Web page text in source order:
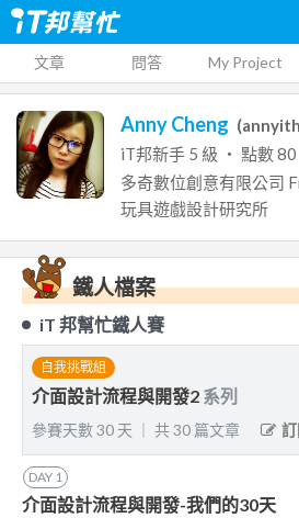
文章 問答 My Project
Anny Cheng (
iT邦新手 5 級 ‧ 點數80
多奇數位創意有限公司
玩具遊戲設計研究所
鐵人檔案
iT 邦幫忙鐵人賽
自我挑戰組
介面設計流程與開發2 系列
參賽天數30 天 共30 篇文章
DAY 1
介面設計流程與開發-我們的30天